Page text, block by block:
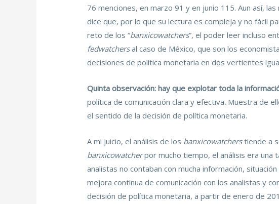
76 menciones, en marzo 91 y en junio 115. Aun así,
dice que, por lo que su lectura es compleja y no fácil
reto de los “banxicowatchers”, el poder leer incluso
fedwatchersal caso de México, que son los
decisiones de política monetaria en dos vertientes
Quinta observación: hay que explotar toda la
política de comunicación clara y efectiva. Muestra de
el sentido de la decisión de política monetaria.
A mi juicio, el análisis de los banxicowatcherstiende a
banxicowatcherpor mucho tiempo, el análisis era una
analistas no contaban con mucha información,
mejora continua de comunicación con los analistas y
decisión de política monetaria, a partir de enero de